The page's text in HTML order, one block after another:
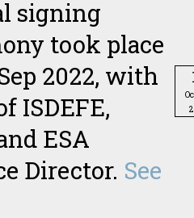
signing
took place
2022, with
ISDEFE,
ESA
Director. See